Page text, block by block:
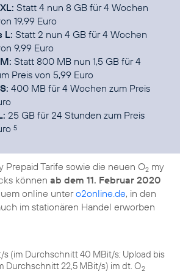
Statt 4 nun 8 GB für 4 Wochen
19,99 Euro
L: Statt 2 nun 4 GB für 4 Wochen
9,99 Euro
Statt 800 MB nun 1,5 GB für 4
Preis von 5,99 Euro
400 MB für 4 Wochen zum Preis
25 GB für 24 Stunden zum Preis
5
Prepaid Tarife sowie die neuen O2 my
können ab dem 11. Februar 2020
online untero2online.de, in den
im stationären Handel erworben
s (im Durchschnitt 40 MBit/s; Upload bis
Durchschnitt 22,5 MBit/s) im dt. O2